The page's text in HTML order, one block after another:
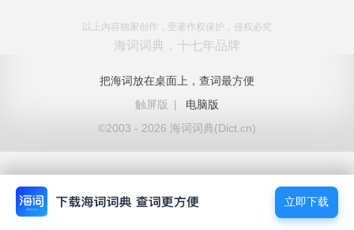
以上内容独家创作，受著作权保护，侵权必究
海词词典，十七年品牌
把海词放在桌面上，查词最方便
触屏版
|
电脑版
©2003 - 2026 海词词典(Dict.cn)
立即下载
立即下载